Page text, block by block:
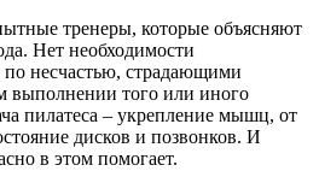
тренеры, которые объясняют
Нет необходимости
по несчастью, страдающими
выполнении того или иного
пилатеса – укрепление мышц, от
дисков и позвонков. И
в этом помогает.